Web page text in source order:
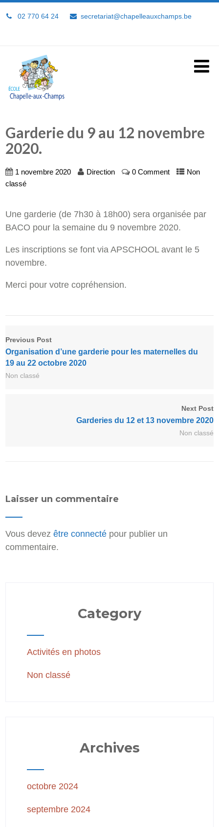
02 770 64 24 secretariat@chapelleauxchamps.be
Garderie du 9 au 12 novembre
2020.
1 novembre 2020 Direction 0 Comment
Non
classé
Une garderie (de 7h30 à 18h00) sera organisée par
BACO pour la semaine du 9 novembre 2020.
Les inscriptions se font via APSCHOOL avant le 5
novembre.
Merci pour votre copréhension.
Previous Post
Organisation d’une garderie pour les maternelles du
19 au 22 octobre 2020
Non classé
Next Post
Garderies du 12 et 13 novembre 2020
Non classé
Laisser un commentaire
Vous devezêtre connecté pour publier un
commentaire.
Category
Activités en photos
Non classé
Archives
octobre 2024
septembre 2024